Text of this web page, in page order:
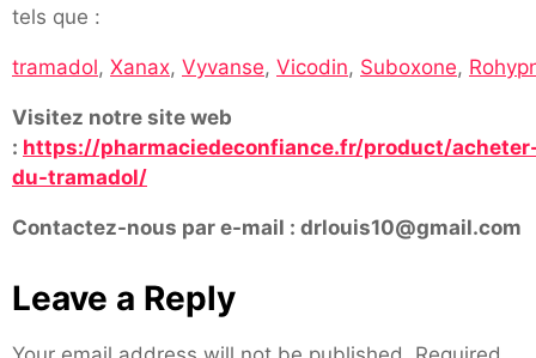
tels que :
tramadol, Xanax, Vyvanse, Vicodin, Suboxone,
Visitez notre site web
: https://pharmaciedeconfiance.fr/product/
du-tramadol/
Contactez-nous par e-mail : drlouis10@gmail.com
Leave a Reply